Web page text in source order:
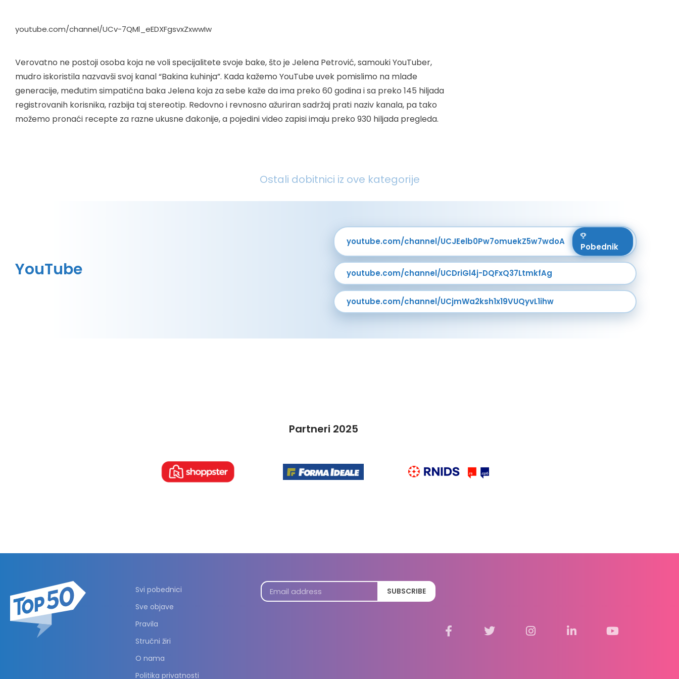
youtube.com/channel/UCv-7QMl_eEDXFgsvxZxwwIw
Verovatno ne postoji osoba koja ne voli specijalitete svoje bake, što je Jelena Petrović, samouki YouTuber,
mudro iskoristila nazvavši svoj kanal “Bakina kuhinja”. Kada kažemo YouTube uvek pomislimo na mlađe
generacije, međutim simpatična baka Jelena koja za sebe kaže da ima preko 60 godina i sa preko 145 hiljada
registrovanih korisnika, razbija taj stereotip. Redovno i revnosno ažuriran sadržaj prati naziv kanala, pa tako
možemo pronaći recepte za razne ukusne đakonije, a pojedini video zapisi imaju preko 930 hiljada pregleda.
Ostali dobitnici iz ove kategorije
YouTube
youtube.com/channel/UCJEelb0Pw7omuekZ5w7wdoA Pobednik
youtube.com/channel/UCDriGl4j-DQFxQ37LtmkfAg
youtube.com/channel/UCjmWa2ksh1x19VUQyvL1ihw
Partneri 2025
Svi pobednici
Sve objave
Pravila
Stručni žiri
O nama
Politika privatnosti
SUBSCRIBE